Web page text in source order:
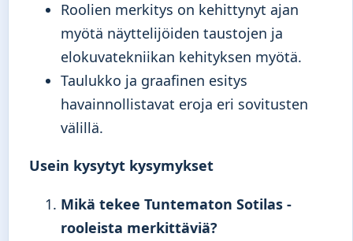
Roolien merkitys on kehittynyt ajan
myötä näyttelijöiden taustojen ja
elokuvatekniikan kehityksen myötä.
Taulukko ja graafinen esitys
havainnollistavat eroja eri sovitusten
välillä.
Usein kysytyt kysymykset
Mikä tekee Tuntematon Sotilas -
rooleista merkittäviä?